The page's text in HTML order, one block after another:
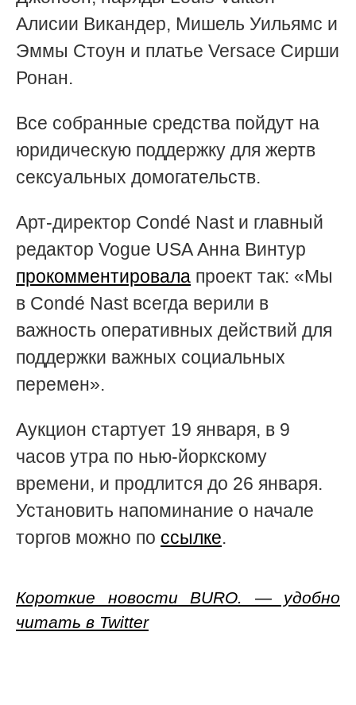
Алисии Викандер, Мишель Уильямс и
Эммы Стоун и платье Versace Сирши
Ронан.
Все собранные средства пойдут на
юридическую поддержку для жертв
сексуальных домогательств.
Арт-директор Condé Nast и главный
редактор Vogue USA Анна Винтур
прокомментировала проект так: «Мы
в Condé Nast всегда верили в
важность оперативных действий для
поддержки важных социальных
перемен».
Аукцион стартует 19 января, в 9
часов утра по нью-йоркскому
времени, и продлится до 26 января.
Установить напоминание о начале
торгов можно по ссылке.
Короткие новости BURO. — удобно
читать в Twitter